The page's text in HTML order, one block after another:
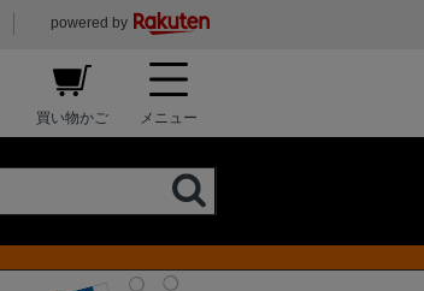
powered by
買い物かご メニュー